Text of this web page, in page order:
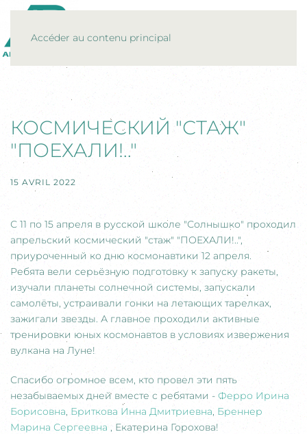
Accéder au contenu principal
КОСМИЧЕСКИЙ "СТАЖ"
"ПОЕХАЛИ!.."
15 AVRIL 2022
С 11 по 15 апреля в русской школе "Солнышко" проходил
апрельский космический "стаж" "ПОЕХАЛИ!..",
приуроченный ко дню космонавтики 12 апреля.
Ребята вели серьёзную подготовку к запуску ракеты,
изучали планеты солнечной системы, запускали
самолёты, устраивали гонки на летающих тарелках,
зажигали звезды. А главное проходили активные
тренировки юных космонавтов в условиях извержения
вулкана на Луне!
Спасибо огромное всем, кто провел эти пять
незабываемых дней вместе с ребятами - Ферро Ирина
Борисовна, Бриткова Инна Дмитриевна, Бреннер
Марина Сергеевна , Екатерина Горохова!